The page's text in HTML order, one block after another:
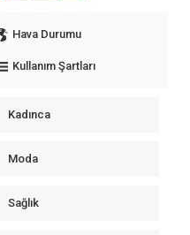
Hava Durumu
Kullanım Şartları
Kadınca
Moda
Sağlık